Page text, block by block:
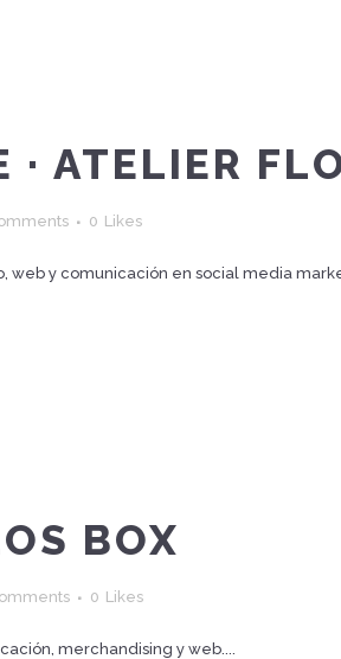
· ATELIER
0 Likes
web y comunicación en social media
BOX
0 Likes
merchandising y web....